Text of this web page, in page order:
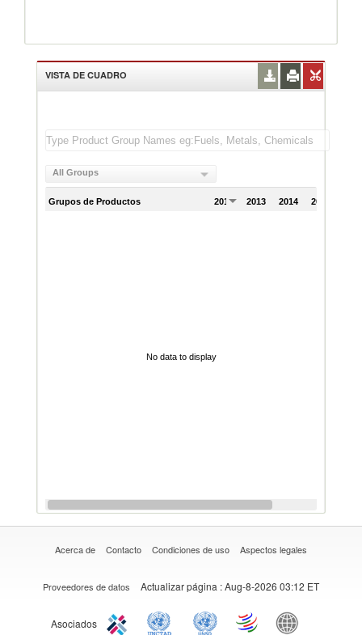
VISTA DE CUADRO
All Groups
Grupos de Productos 2012 2013 2014 2015
No data to display
Acerca de Contacto Condiciones de uso Aspectos legales
Proveedores de datos Actualizar página : Aug-8-2026 03:12 ET
Asociados